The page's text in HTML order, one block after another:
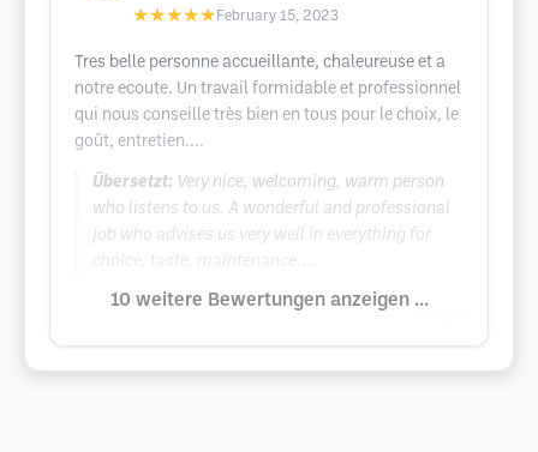
★★★★★ February 15, 2023
Tres belle personne accueillante, chaleureuse et a
notre ecoute. Un travail formidable et professionnel
qui nous conseille très bien en tous pour le choix, le
goût, entretien....
Übersetzt: Very nice, welcoming, warm person
who listens to us. A wonderful and professional
job who advises us very well in everything for
choice, taste, maintenance....
10 weitere Bewertungen anzeigen ...